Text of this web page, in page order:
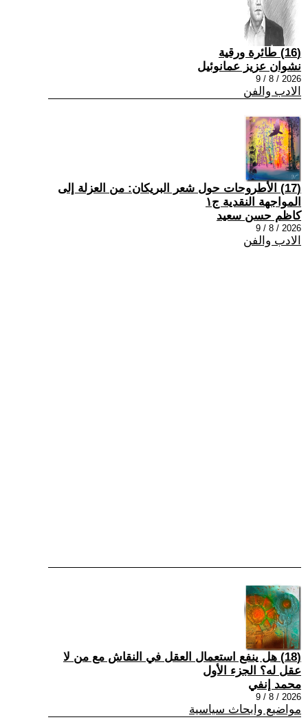
(16) طائرة ورقية
نشوان عزيز عمانوئيل
2026 / 8 / 9
الادب والفن
(17) الأطروحات حول شعر البريكان: من العزلة إلى
المواجهة النقدية ج١
كاظم حسن سعيد
2026 / 8 / 9
الادب والفن
(18) هل ينفع استعمال العقل في النقاش مع من لا
عقل له؟ الجزء الأول
محمد إنفي
2026 / 8 / 9
مواضيع وابحاث سياسية